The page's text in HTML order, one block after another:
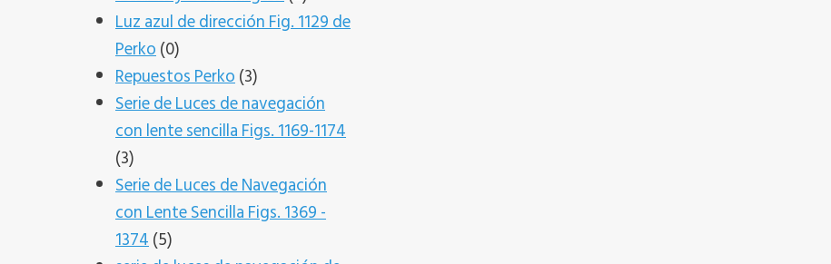
productos
Luz azul de dirección Fig. 1129 de
Perko 00
productos
Repuestos Perko 33
productos
Serie de Luces de navegación
con lente sencilla Figs. 1169-1174
33
productos
Serie de Luces de Navegación
con Lente Sencilla Figs. 1369 -
1374 55